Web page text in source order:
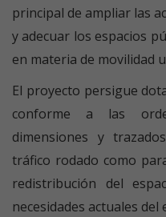
principal de ampliar las
y adecuar los espacios
en materia de movilidad
El proyecto persigue
conforme a las
dimensiones y
tráfico rodado como
redistribución del
necesidades actuales del